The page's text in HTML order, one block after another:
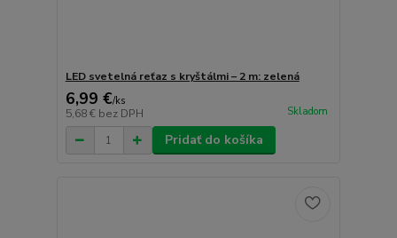
LED svetelná reťaz s kryštálmi – 2 m: zelená
6,99 €/ks
5,68 € bez DPH Skladom
Pridať do košíka